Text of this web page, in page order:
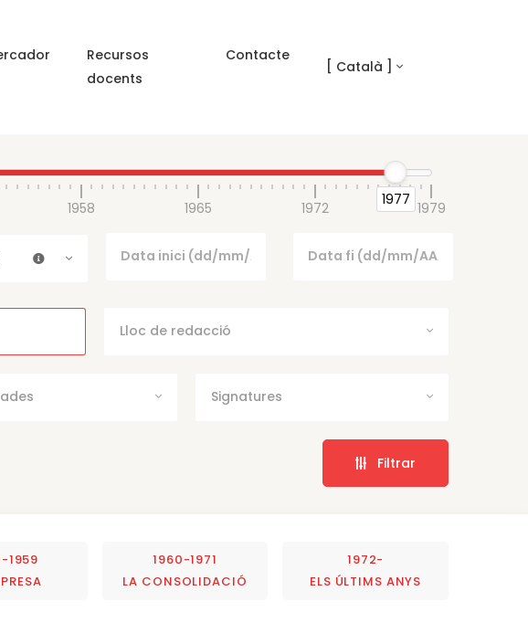
Recursos
docents
Contacte
[ Català ]
1977
1958 1965 1972 1979
Lloc de redacció
Signatures
Filtrar
1959
1960-1971
LA CONSOLIDACIÓ
1972-
ELS ÚLTIMS ANYS